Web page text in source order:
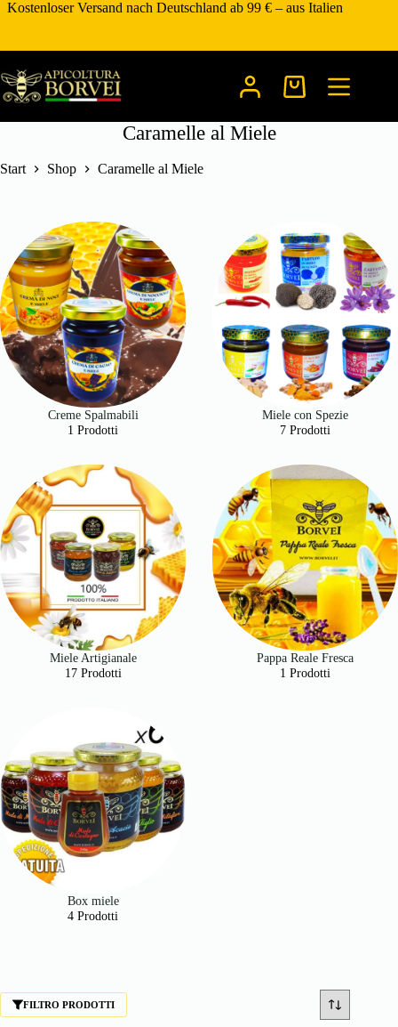
Zum
Kostenloser Versand nach Deutschland ab 99 € – aus Italien
Warenkorb
Caramelle al Miele
Start Shop Caramelle al Miele
Creme Spalmabili
1 Prodotti
Miele con Spezie
7 Prodotti
Miele Artigianale
17 Prodotti
Pappa Reale Fresca
1 Prodotti
Box miele
4 Prodotti
FILTRO PRODOTTI